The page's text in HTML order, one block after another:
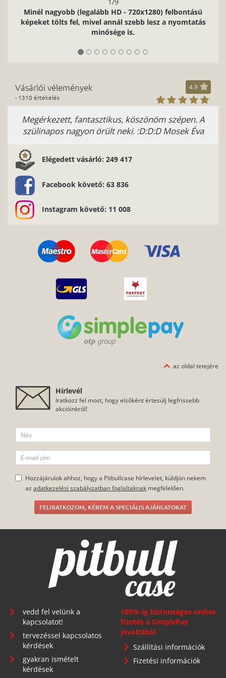
Minél nagyobb (legalább HD - 720x1280) felbontású
képeket tölts fel, mivel annál szebb lesz a nyomtatás
minősége is.
Vásárlói vélemények
- 1310 értékelés
4.9
Megérkezett, fantasztikus, köszönöm szépen. A
szülinapos nagyon örült neki. :D:D:D Mosek Éva
Elégedett vásárló: 249 417
Facebook követő: 63 836
Instagram követő: 11 008
az oldal tetejére
Hírlevél
Iratkozz fel most, hogy elsőként értesülj legfrissebb
akcióinkról!
Hozzájárulok ahhoz, hogy a Pitbullcase hírlevelet, küldjön nekem
az adatkezelési szabályzatban foglaltaknak megfelelően.
FELIRATKOZOM, KÉREM A SPECIÁLIS AJÁNLATOKAT
vedd fel velünk a
kapcsolatot!
tervezéssel kapcsolatos
kérdések
gyakran ismételt
kérdések
100%-ig biztonságos online
fizetés a SimplePay
jóvoltából
Szállítási információk
Fizetési információk